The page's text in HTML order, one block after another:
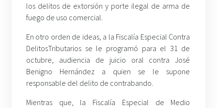
los delitos de extorsión y porte ilegal de arma de
fuego de uso comercial.
En otro orden de ideas, a la Fiscalía Especial Contra
DelitosTributarios se le programó para el 31 de
octubre, audiencia de juicio oral contra José
Benigno Hernández a quien se le supone
responsable del delito de contrabando.
Mientras que, la Fiscalía Especial de Medio